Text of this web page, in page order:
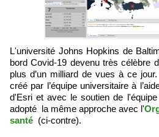
L'université Johns Hopkins de Baltimore a publié le tableau de
bord Covid-19 devenu très célèbre
plus d’un milliard de vues à ce
créé par l’équipe universitaire à
d'Esri et avec le soutien de
adopté la même approche avec l'
santé (ci-contre).